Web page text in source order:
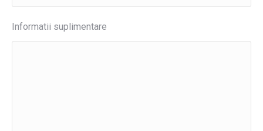
Informatii suplimentare